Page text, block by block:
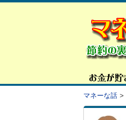
マネーな話